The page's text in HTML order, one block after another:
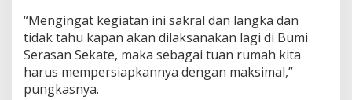
t
P
o
v
“Mengingat kegiatan ini sakral dan langka dan
tidak tahu kapan akan dilaksanakan lagi di Bumi
Serasan Sekate, maka sebagai tuan rumah kita
harus mempersiapkannya dengan maksimal,”
pungkasnya.